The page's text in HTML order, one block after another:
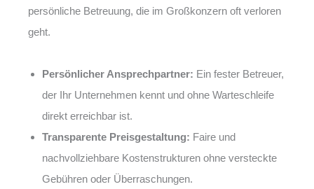
persönliche Betreuung, die im Großkonzern oft verloren
geht.
Persönlicher Ansprechpartner: Ein fester Betreuer,
der Ihr Unternehmen kennt und ohne Warteschleife
direkt erreichbar ist.
Transparente Preisgestaltung: Faire und
nachvollziehbare Kostenstrukturen ohne versteckte
Gebühren oder Überraschungen.